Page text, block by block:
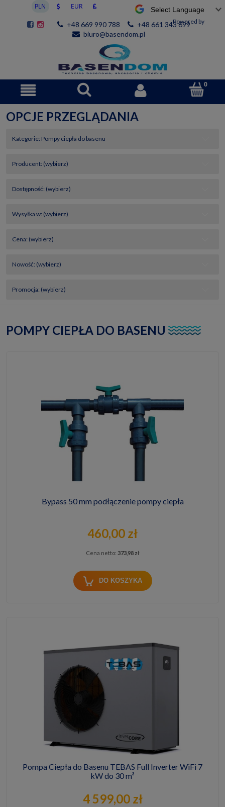
Powered by
+48 669 990 788
+48 661 343 699
biuro@basendom.pl
OPCJE PRZEGLĄDANIA
Kategorie: Pompy ciepła do basenu
Producent: (wybierz)
Dostępność: (wybierz)
Wysyłka w: (wybierz)
Cena: (wybierz)
Nowość: (wybierz)
Promocja: (wybierz)
POMPY CIEPŁA DO BASENU
Bypass 50 mm podłączenie pompy ciepła
460,00 zł
Cena netto: 373,98 zł
DO KOSZYKA
Pompa Ciepła do Basenu TEBAS Full Inverter WiFi 7
kW do 30 m³
4 599,00 zł